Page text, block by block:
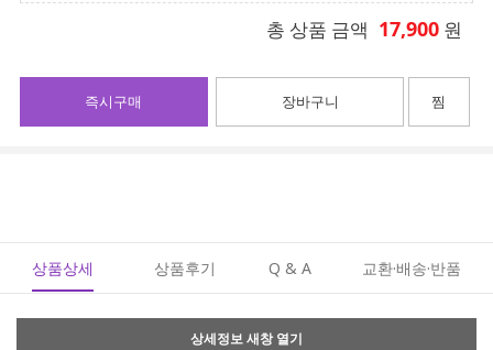
총 상품 금액 17,900 원
장바구니
즉시구매 찜
상품상세 상품후기 Q & A 교환·배송·반품
상세정보 새창 열기